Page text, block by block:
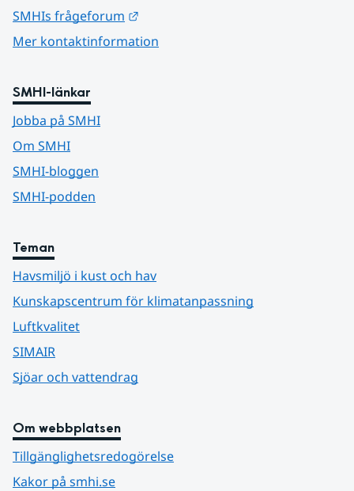
SMHIs frågeforum
Mer kontaktinformation
SMHI-länkar
Jobba på SMHI
Om SMHI
SMHI-bloggen
SMHI-podden
Teman
Havsmiljö i kust och hav
Kunskapscentrum för klimatanpassning
Luftkvalitet
SIMAIR
Sjöar och vattendrag
Om webbplatsen
Tillgänglighetsredogörelse
Kakor på smhi.se